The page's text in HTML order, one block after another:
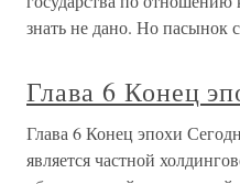
знать не дано. Но пасынок с
Глава 6 Конец
Глава 6 Конец эпохи
является частной